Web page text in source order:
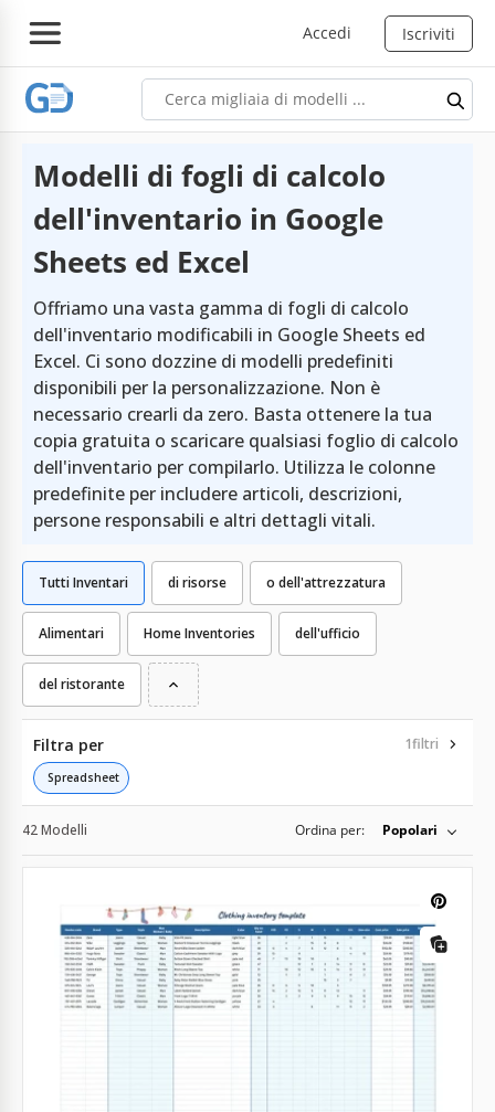
Accedi Iscriviti
Modelli di fogli di calcolo
dell'inventario in Google
Sheets ed Excel
Offriamo una vasta gamma di fogli di calcolo
dell'inventario modificabili in Google Sheets ed
Excel. Ci sono dozzine di modelli predefiniti
disponibili per la personalizzazione. Non è
necessario crearli da zero. Basta ottenere la tua
copia gratuita o scaricare qualsiasi foglio di calcolo
dell'inventario per compilarlo. Utilizza le colonne
predefinite per includere articoli, descrizioni,
persone responsabili e altri dettagli vitali.
Tutti Inventari di risorse o dell'attrezzatura
Alimentari Home Inventories dell'ufficio
del ristorante
Filtra per 1filtri
Spreadsheet
42 Modelli Ordina per: Popolari